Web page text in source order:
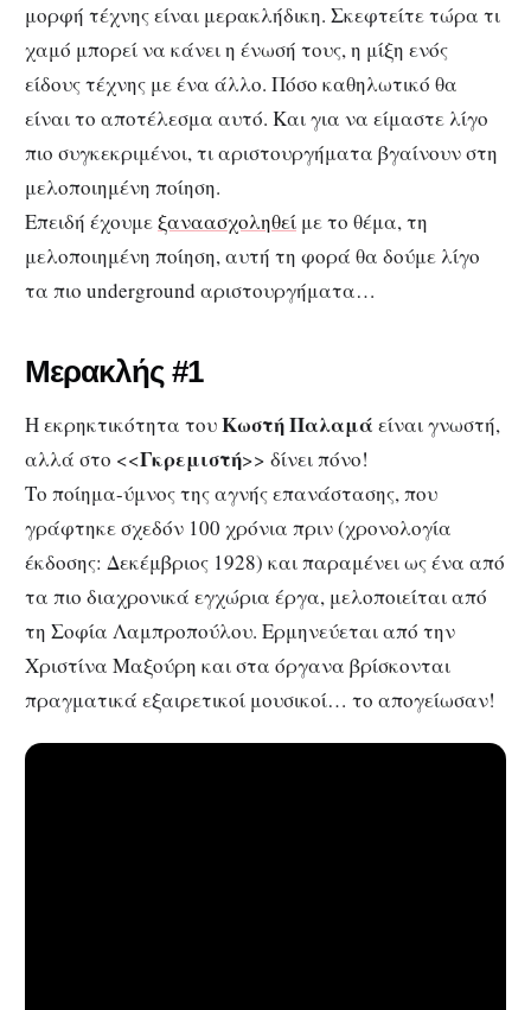
μορφή τέχνης είναι μερακλήδικη. Σκεφτείτε τώρα τι
χαμό μπορεί να κάνει η ένωσή τους, η μίξη ενός
είδους τέχνης με ένα άλλο. Πόσο καθηλωτικό θα
είναι το αποτέλεσμα αυτό. Και για να είμαστε λίγο
πιο συγκεκριμένοι, τι αριστουργήματα βγαίνουν στη
μελοποιημένη ποίηση.
Επειδή έχουμεξαναασχοληθεί με το θέμα, τη
μελοποιημένη ποίηση, αυτή τη φορά θα δούμε λίγο
τα πιο underground αριστουργήματα…
Μερακλής #1
Η εκρηκτικότητα τουΚωστή Παλαμάείναι γνωστή,
αλλά στο <<Γκρεμιστή>> δίνει πόνο!
Το ποίημα-ύμνος της αγνής επανάστασης, που
γράφτηκε σχεδόν 100 χρόνια πριν (χρονολογία
έκδοσης: Δεκέμβριος 1928) και παραμένει ως ένα από
τα πιο διαχρονικά εγχώρια έργα, μελοποιείται από
τη Σοφία Λαμπροπούλου. Ερμηνεύεται από την
Χριστίνα Μαξούρη και στα όργανα βρίσκονται
πραγματικά εξαιρετικοί μουσικοί… το απογείωσαν!